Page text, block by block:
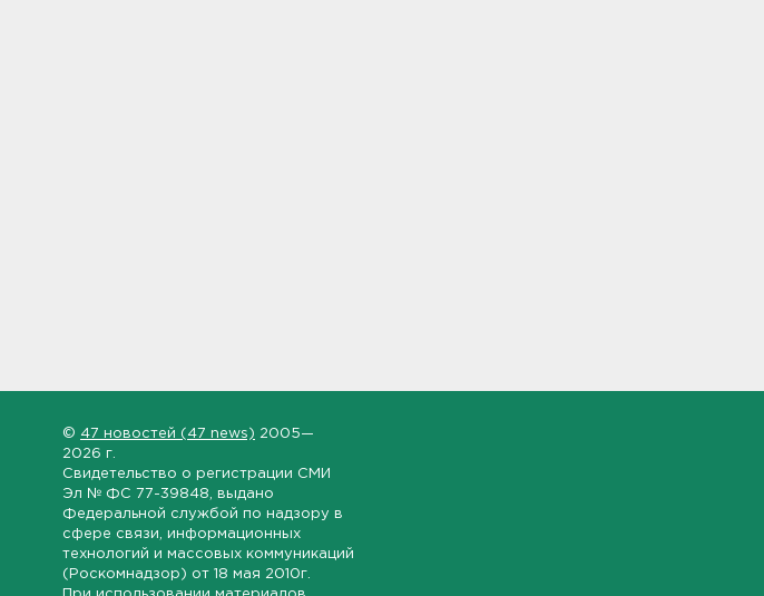
© 47 новостей (47 news) 2005—
2026 г.
Свидетельство о регистрации СМИ
Эл № ФС 77-39848 , выдано
Федеральной службой по надзору в
сфере связи, информационных
технологий и массовых коммуникаций
(Роскомнадзор) от 18 мая 2010г.